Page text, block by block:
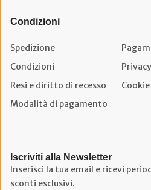
Condizioni
Spedizione
Condizioni
Resi e diritto di recesso
Modalità di pagamento
Iscriviti alla Newsletter
Inserisci la tua email e ricevi
sconti esclusivi.